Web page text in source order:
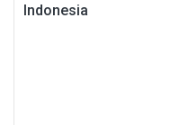
Indonesia